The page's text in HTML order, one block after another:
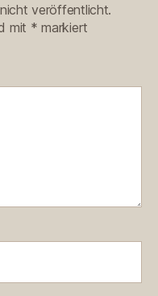
veröffentlicht.
mit * markiert